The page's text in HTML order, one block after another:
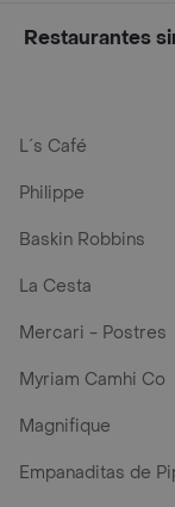
Restaurantes
L´s Café
Philippe
Baskin Robbins
La Cesta
Mercari - Postres
Myriam Camhi Co
Magnifique
Empanaditas de